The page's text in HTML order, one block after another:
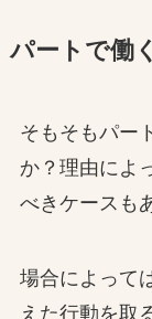
パートで働
そもそもパー
か？理由によ
べきケースも
場合によって
えた行動を取